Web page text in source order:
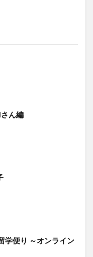
ん編
学便り ～オンライン